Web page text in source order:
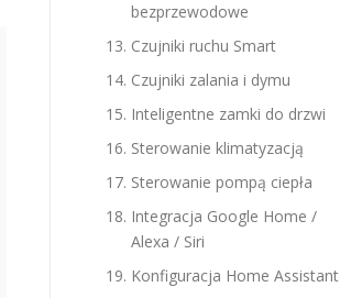
bezprzewodowe
Czujniki ruchu Smart
Czujniki zalania i dymu
Inteligentne zamki do drzwi
Sterowanie klimatyzacją
Sterowanie pompą ciepła
Integracja Google Home /
Alexa / Siri
Konfiguracja Home Assistant